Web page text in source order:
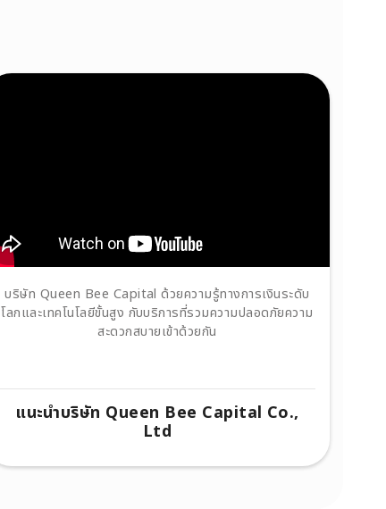
บริษัท Queen Bee Capital ด้วยความรู้ทางการเงินระดับ
โลกและเทคโนโลยีขั้นสูง กับบริการที่รวมความปลอดภัยความ
สะดวกสบายเข้าด้วยกัน
แนะนำบริษัท Queen Bee Capital Co.,
Ltd